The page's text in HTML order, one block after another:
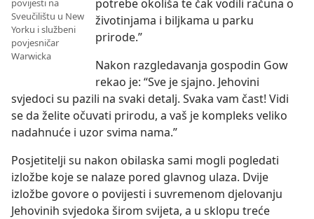
povijesti na
Sveučilištu u New
Yorku i službeni
povjesničar
Warwicka
potrebe okoliša te čak vodili računa o
životinjama i biljkama u parku
prirode.”
Nakon razgledavanja gospodin Gow
rekao je: “Sve je sjajno. Jehovini
svjedoci su pazili na svaki detalj. Svaka vam čast! Vidi
se da želite očuvati prirodu, a vaš je kompleks veliko
nadahnuće i uzor svima nama.”
Posjetitelji su nakon obilaska sami mogli pogledati
izložbe koje se nalaze pored glavnog ulaza. Dvije
izložbe govore o povijesti i suvremenom djelovanju
Jehovinih svjedoka širom svijeta, a u sklopu treće